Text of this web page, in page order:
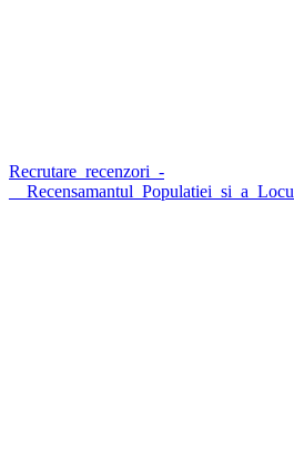
Recrutare_recenzori_-